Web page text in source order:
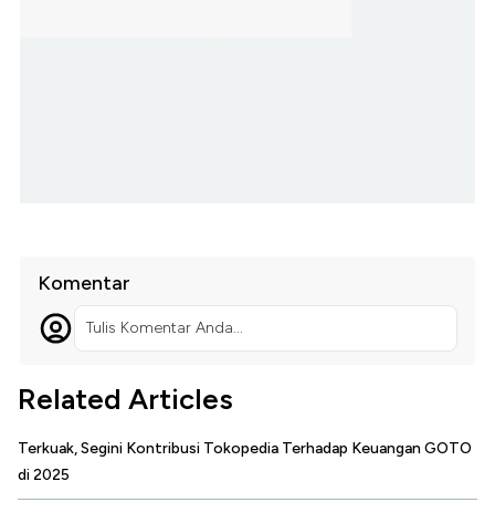
Komentar
Tulis Komentar Anda...
Related Articles
Terkuak, Segini Kontribusi Tokopedia Terhadap Keuangan GOTO
di 2025